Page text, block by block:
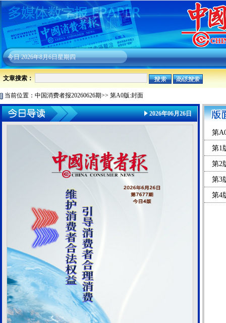
今日2026年8月6日星期四
文章搜索：
当前位置： 中国消费者报20260626期>> 第A0版:封面
2026年06月26日
第
第1
第2
第3
第4